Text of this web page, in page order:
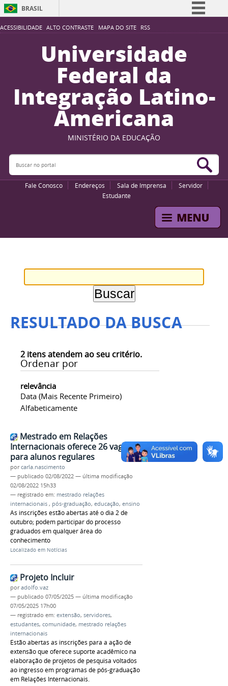
ACESSIBILIDADE ALTO CONTRASTE MAPA DO SITE RSS
BRASIL
Simplifique!
Participe
Acesso à informação
Legislação
Canais
Universidade
Federal da
Integração Latino-
Americana
MINISTÉRIO DA EDUCAÇÃO
Buscar no portal
Fale Conosco Endereços Sala de Imprensa
Servidor
Estudante
RESULTADO DA BUSCA
2 itens atendem ao seu critério.
Ordenar por
relevância
Data (mais Recente Primeiro)
Alfabeticamente
Mestrado em Relações
Internacionais oferece 26 vagas
para alunos regulares
porcarla.nascimento
— publicado 02/08/2022 — última modificação
02/08/2022 15h33
— registrado em: mestrado relações
internacionais , pós-graduação, educação, ensino
As inscrições estão abertas até o dia 2 de
outubro; podem participar do processo
graduados em qualquer área do
conhecimento
Localizado em Notícias
Projeto Incluir
poradolfo.vaz
— publicado 07/05/2025 — última modificação
07/05/2025 17h00
— registrado em: extensão, servidores,
estudantes, comunidade, mestrado relações
internacionais
Estão abertas as inscrições para a ação de
extensão que oferece suporte acadêmico na
elaboração de projetos de pesquisa voltados
ao ingresso em programas de pós-graduação
em Relações Internacionais.